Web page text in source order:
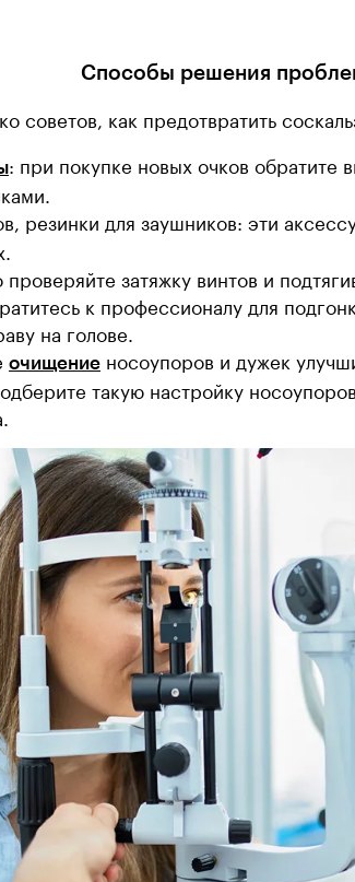
Способы решения
советов, как предотвратить
: при покупке новых очков
резинки для заушников: эти
затяжку винтов и
к профессионалу для
на голове.
очищение носоупоров и дужек
такую настройку